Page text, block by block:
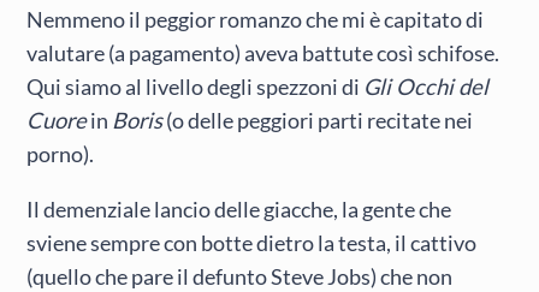
Nemmeno il peggior romanzo che mi è capitato di
valutare (a pagamento) aveva battute così schifose.
Qui siamo al livello degli spezzoni di Gli Occhi del
Cuorein Boris(o delle peggiori parti recitate nei
porno).
Il demenziale lancio delle giacche, la gente che
sviene sempre con botte dietro la testa, il cattivo
(quello che pare il defunto Steve Jobs) che non